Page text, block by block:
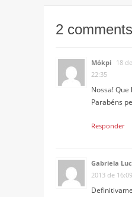
2 comments
Mókpi 18
22:35
Nossa!
Parabéns
Responder
Gabriela
2013 de 16:09